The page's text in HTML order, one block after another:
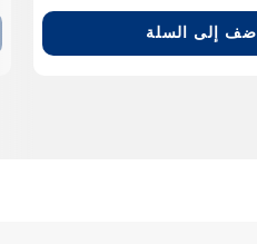
أضف إلى السلة